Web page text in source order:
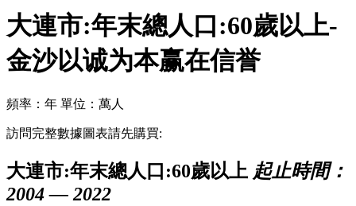
大連市:年末總人口:60歲以上-
金沙以诚为本赢在信誉
頻率：年 單位：萬人
訪問完整數據圖表請先購買:
大連市:年末總人口:60歲以上 起止時間：
2004 — 2022